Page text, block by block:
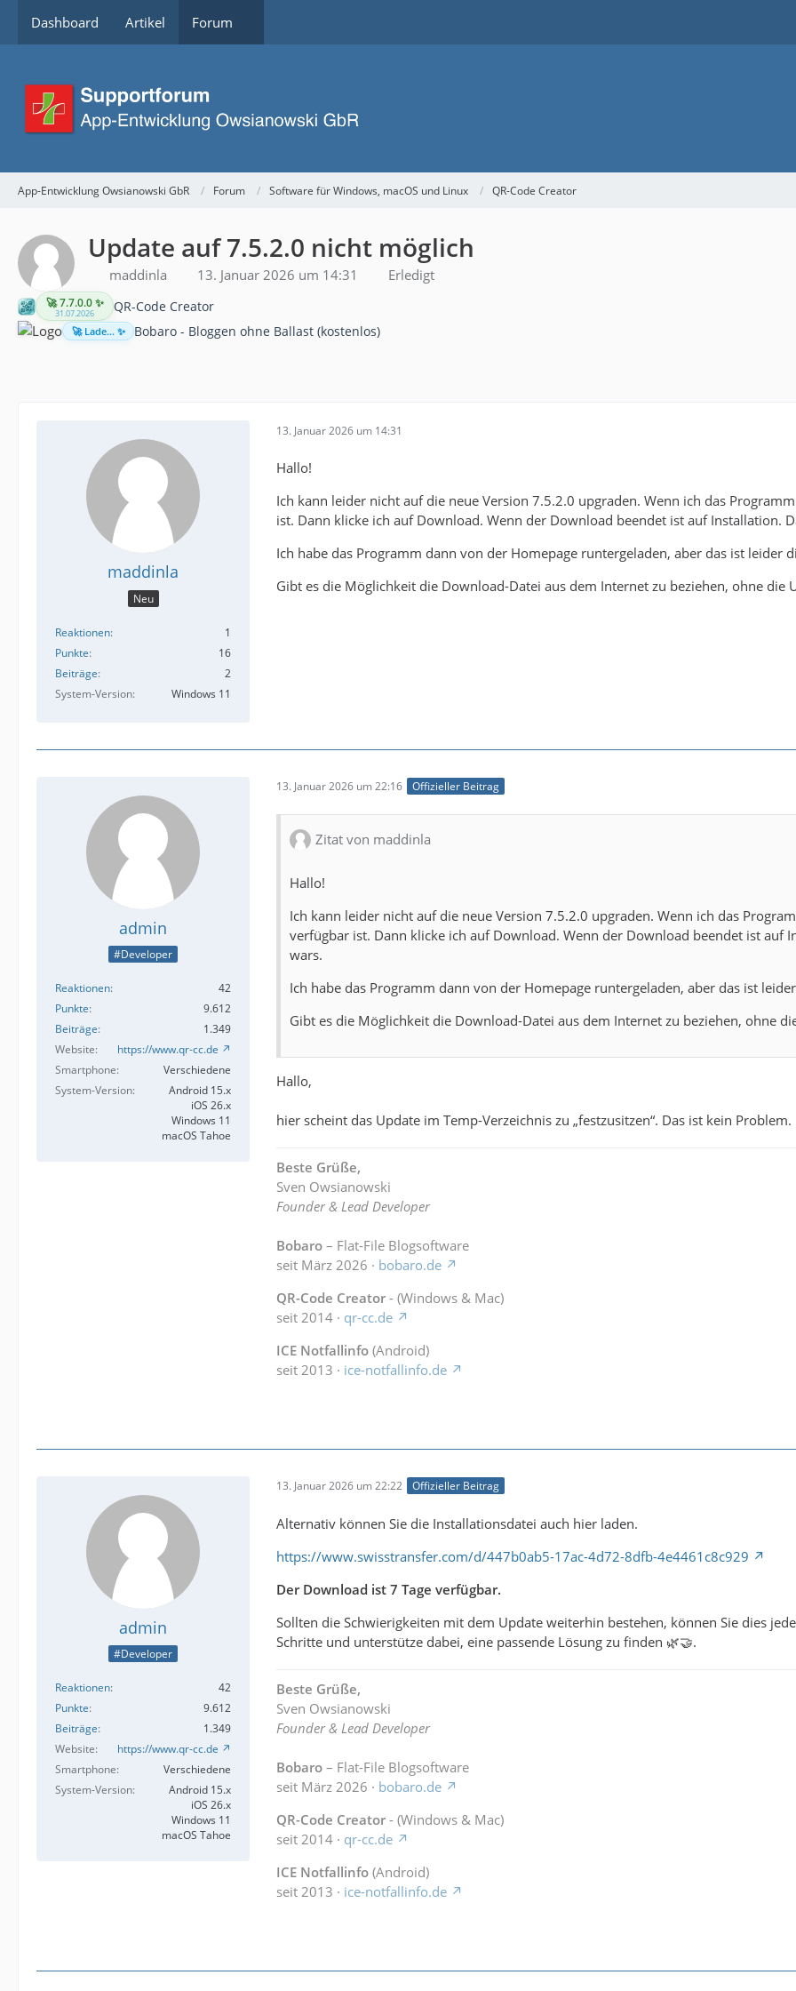
Dashboard Artikel Forum
App-Entwicklung Owsianowski GbR Forum Software für Windows, macOS und Linux QR-Code Creator
Update auf 7.5.2.0 nicht möglich
maddinla 13. Januar 2026 um 14:31 Erledigt
🚀 7.7.0.0 ✨
31.07.2026 QR-Code Creator
🚀 Lade... ✨ Bobaro - Bloggen ohne Ballast (kostenlos)
maddinla
Neu
Reaktionen
1
Punkte
16
Beiträge
2
System-Version
Windows 11
13. Januar 2026 um 14:31
Hallo!
Ich kann leider nicht auf die neue Version 7.5.2.0 upgraden. Wenn ich das
ist. Dann klicke ich auf Download. Wenn der Download beendet ist auf Installation.
Ich habe das Programm dann von der Homepage runtergeladen, aber das ist leider
Gibt es die Möglichkeit die Download-Datei aus dem Internet zu beziehen, ohne die
admin
#Developer
Reaktionen
42
Punkte
9.612
Beiträge
1.349
Website
https://www.qr-cc.de
Smartphone
Verschiedene
System-Version
Android 15.x
iOS 26.x
Windows 11
macOS Tahoe
13. Januar 2026 um 22:16 Offizieller Beitrag
Zitat von maddinla
Hallo!
Ich kann leider nicht auf die neue Version 7.5.2.0 upgraden. Wenn ich das
verfügbar ist. Dann klicke ich auf Download. Wenn der Download beendet ist auf
wars.
Ich habe das Programm dann von der Homepage runtergeladen, aber das ist
Gibt es die Möglichkeit die Download-Datei aus dem Internet zu beziehen, ohne
Hallo,
hier scheint das Update im Temp-Verzeichnis zu „festzusitzen“. Das ist kein Problem.
Beste Grüße,
Sven Owsianowski
Founder & Lead Developer
Bobaro – Flat-File Blogsoftware
seit März 2026 · bobaro.de
QR-Code Creator - (Windows & Mac)
seit 2014 · qr-cc.de
ICE Notfallinfo (Android)
seit 2013 · ice-notfallinfo.de
admin
#Developer
Reaktionen
42
Punkte
9.612
Beiträge
1.349
Website
https://www.qr-cc.de
Smartphone
Verschiedene
System-Version
Android 15.x
iOS 26.x
Windows 11
macOS Tahoe
13. Januar 2026 um 22:22 Offizieller Beitrag
Alternativ können Sie die Installationsdatei auch hier laden.
https://www.swisstransfer.com/d/447b0ab5-17ac-4d72-8dfb-4e4461c8c929
Der Download ist 7 Tage verfügbar.
Sollten die Schwierigkeiten mit dem Update weiterhin bestehen, können Sie dies
Schritte und unterstütze dabei, eine passende Lösung zu finden 🌿🤝.
Beste Grüße,
Sven Owsianowski
Founder & Lead Developer
Bobaro – Flat-File Blogsoftware
seit März 2026 · bobaro.de
QR-Code Creator - (Windows & Mac)
seit 2014 · qr-cc.de
ICE Notfallinfo (Android)
seit 2013 · ice-notfallinfo.de